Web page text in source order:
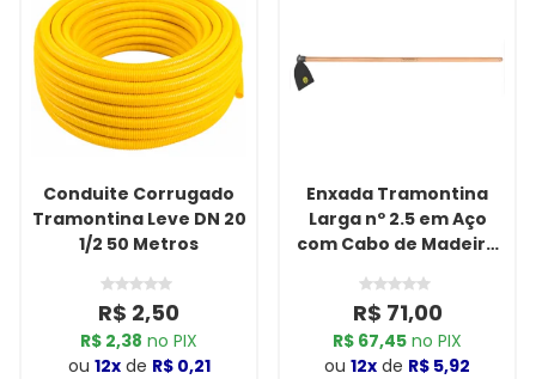
Conduite Corrugado
Tramontina Leve DN 20
1/2 50 Metros
R$ 2,50
R$ 2,38 no PIX
ou 12xde R$ 0,21
Enxada Tramontina
Larga nº 2.5 em Aço
com Cabo de Madeira
R$ 71,00
R$ 67,45 no PIX
ou 12x de R$ 5,92